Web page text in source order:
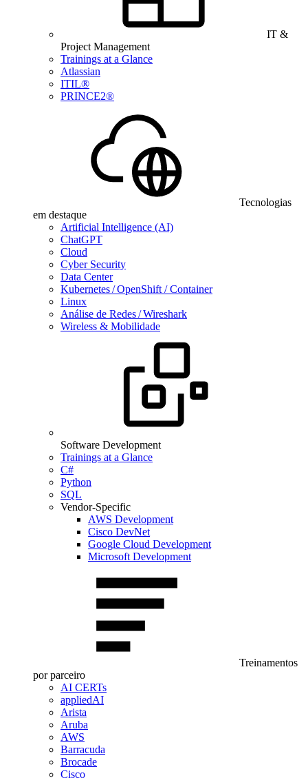
IT &
Project Management
Trainings at a Glance
Atlassian
ITIL®
PRINCE2®
Tecnologias
em destaque
Artificial Intelligence (AI)
ChatGPT
Cloud
Cyber Security
Data Center
Kubernetes / OpenShift / Container
Linux
Análise de Redes / Wireshark
Wireless & Mobilidade
Software Development
Trainings at a Glance
C#
Python
SQL
Vendor-Specific
AWS Development
Cisco DevNet
Google Cloud Development
Microsoft Development
Treinamentos
por parceiro
AI CERTs
appliedAI
Arista
Aruba
AWS
Barracuda
Brocade
Cisco